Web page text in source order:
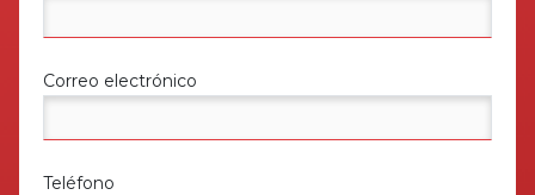
Correo electrónico
Teléfono